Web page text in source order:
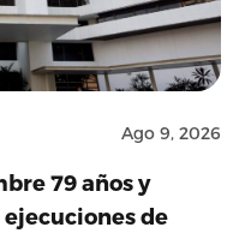
Ago 9, 2026
79 años y
de